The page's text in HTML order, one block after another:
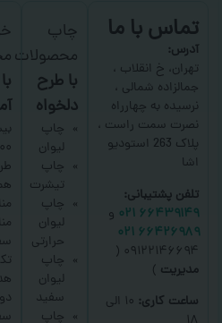
تماس با ما
آدرس:
تهران، خ انقلاب ،
جمالزاده شمالی ،
نرسیده به چهارراه
نصرت سمت راست ،
پلاک 263 استودیو
اشا
تلفن پشتیبانی:
۶۶۴۳۹۱۴۹ ۰۲۱
و
۶۶۴۲۶۹۸۹ ۰۲۱
۰۹۱۲۲۱۴۶۶۹۴ (
مدیریت )
ساعت کاری:
۱۰ الی
چاپ
محصولات
با طرح
دلخواه
چاپ
لیوان
چاپ
تیشرت
چاپ
لیوان
حرارتی
چاپ
لیوان
سفید
چاپ